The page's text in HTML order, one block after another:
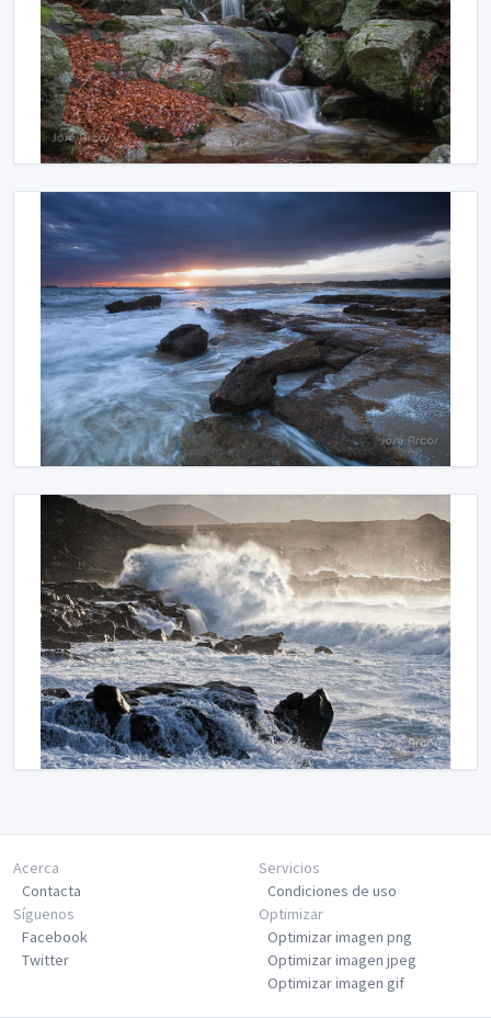
Acerca
Contacta
Servicios
Condiciones de uso
Síguenos
Facebook
Twitter
Optimizar
Optimizar imagen png
Optimizar imagen jpeg
Optimizar imagen gif